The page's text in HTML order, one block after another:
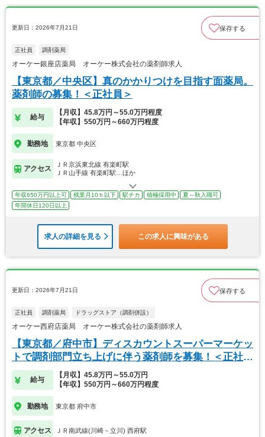
更新日：2026年7月21日 保存する
正社員 調剤薬局
オーケー銀座店薬局 オーケー株式会社の薬剤師求人
【東京都／中央区】真のかかりつけを目指す面薬局。
薬剤師の募集！＜正社員＞
給与
【月収】45.8万円～55.0万円程度
【年収】550万円～660万円程度
勤務地 東京都 中央区
アクセス
ＪＲ京浜東北線 有楽町駅
ＪＲ山手線 有楽町駅…ほか
年収650万円以上可 残業月10ｈ以下 駅チカ 積極採用中
夏～秋入職可
年間休日120日以上
求人の詳細を見る この求人に興味がある
更新日：2026年7月21日 保存する
正社員 調剤薬局 ドラッグストア（調剤併設）
オーケー西府店薬局 オーケー株式会社の薬剤師求人
【東京都／府中市】ディスカウントスーパーマーケッ
トで調剤部門立ち上げに伴う薬剤師を募集！＜正社員
＞
給与
【月収】45.8万円～55.0万円
【年収】550万円～660万円程度
勤務地 東京都 府中市
アクセス ＪＲ南武線(川崎－立川) 西府駅